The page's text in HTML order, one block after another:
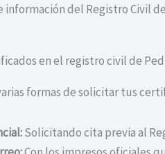
información del Registro Civil
en el registro civil de
formas de solicitar tus
Solicitando cita previa al